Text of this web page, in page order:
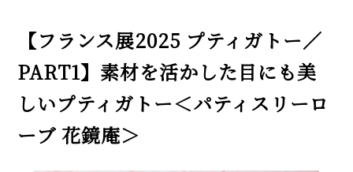
【フランス展2025 プティガトー／
PART1】素材を活かした目にも美
しいプティガトー＜パティスリーロ
ーブ 花鏡庵＞